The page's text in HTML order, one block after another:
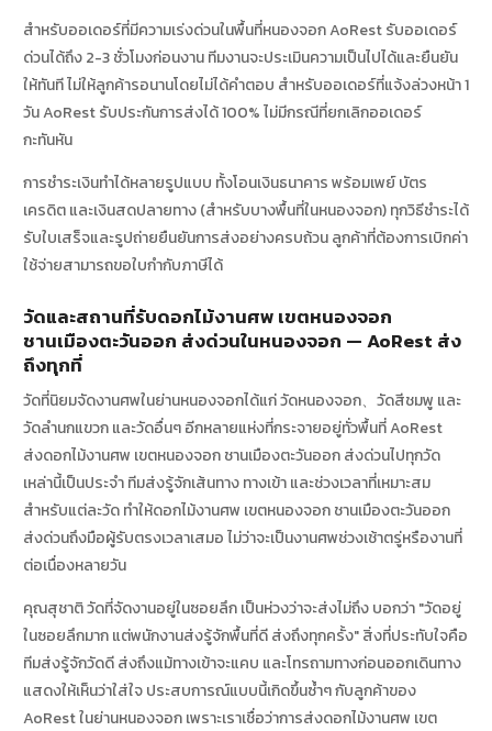
สำหรับออเดอร์ที่มีความเร่งด่วนในพื้นที่หนองจอก AoRest รับออเดอร์
ด่วนได้ถึง 2-3 ชั่วโมงก่อนงาน ทีมงานจะประเมินความเป็นไปได้และยืนยัน
ให้ทันที ไม่ให้ลูกค้ารอนานโดยไม่ได้คำตอบ สำหรับออเดอร์ที่แจ้งล่วงหน้า 1
วัน AoRest รับประกันการส่งได้ 100% ไม่มีกรณีที่ยกเลิกออเดอร์
กะทันหัน
การชำระเงินทำได้หลายรูปแบบ ทั้งโอนเงินธนาคาร พร้อมเพย์ บัตร
เครดิต และเงินสดปลายทาง (สำหรับบางพื้นที่ในหนองจอก) ทุกวิธีชำระได้
รับใบเสร็จและรูปถ่ายยืนยันการส่งอย่างครบถ้วน ลูกค้าที่ต้องการเบิกค่า
ใช้จ่ายสามารถขอใบกำกับภาษีได้
วัดและสถานที่รับดอกไม้งานศพ เขตหนองจอก
ชานเมืองตะวันออก ส่งด่วนในหนองจอก — AoRest ส่ง
ถึงทุกที่
วัดที่นิยมจัดงานศพในย่านหนองจอกได้แก่ วัดหนองจอก、วัดสีชมพู และ
วัดลำนกแขวก และวัดอื่นๆ อีกหลายแห่งที่กระจายอยู่ทั่วพื้นที่ AoRest
ส่งดอกไม้งานศพ เขตหนองจอก ชานเมืองตะวันออก ส่งด่วนไปทุกวัด
เหล่านี้เป็นประจำ ทีมส่งรู้จักเส้นทาง ทางเข้า และช่วงเวลาที่เหมาะสม
สำหรับแต่ละวัด ทำให้ดอกไม้งานศพ เขตหนองจอก ชานเมืองตะวันออก
ส่งด่วนถึงมือผู้รับตรงเวลาเสมอ ไม่ว่าจะเป็นงานศพช่วงเช้าตรู่หรืองานที่
ต่อเนื่องหลายวัน
คุณสุชาติ วัดที่จัดงานอยู่ในซอยลึก เป็นห่วงว่าจะส่งไม่ถึง บอกว่า "วัดอยู่
ในซอยลึกมาก แต่พนักงานส่งรู้จักพื้นที่ดี ส่งถึงทุกครั้ง" สิ่งที่ประทับใจคือ
ทีมส่งรู้จักวัดดี ส่งถึงแม้ทางเข้าจะแคบ และโทรถามทางก่อนออกเดินทาง
แสดงให้เห็นว่าใส่ใจ ประสบการณ์แบบนี้เกิดขึ้นซ้ำๆ กับลูกค้าของ
AoRest ในย่านหนองจอก เพราะเราเชื่อว่าการส่งดอกไม้งานศพ เขต